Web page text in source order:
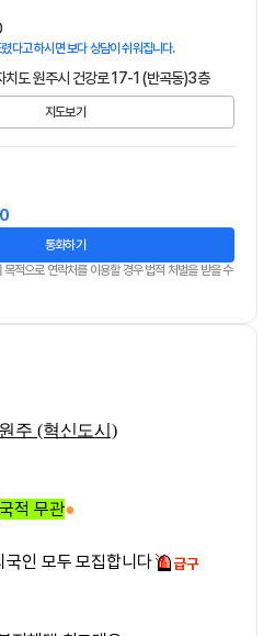
다고 하시면 보다 상담이 쉬워집니다.
도 원주시 건강로 17-1 (반곡동)3층
지도보기
통화하기
적으로 연락처를 이용할 경우 법적 처벌을 받을 수
주 (혁신도시)
국적 무관●
국인 모두 모집합니다